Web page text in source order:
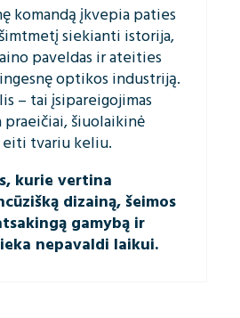
komandą įkvepia paties
siekianti istorija,
paveldas ir ateities
optikos industriją.
– tai įsipareigojimas
praeičiai, šiuolaikinė
tvariu keliu.
kurie vertina
dizainą, šeimos
gamybą ir
nepavaldi laikui.